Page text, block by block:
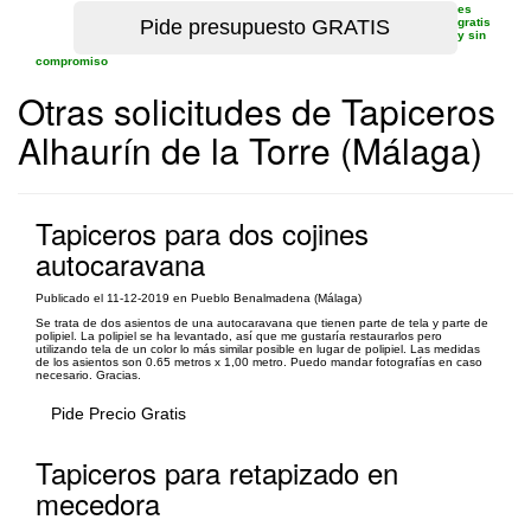
es
gratis
y sin
compromiso
Otras solicitudes de Tapiceros
Alhaurín de la Torre (Málaga)
Tapiceros para dos cojines
autocaravana
Publicado el 11-12-2019 en Pueblo Benalmadena (Málaga)
Se trata de dos asientos de una autocaravana que tienen parte de tela y parte de
polipiel. La polipiel se ha levantado, así que me gustaría restaurarlos pero
utilizando tela de un color lo más similar posible en lugar de polipiel. Las medidas
de los asientos son 0.65 metros x 1,00 metro. Puedo mandar fotografías en caso
necesario. Gracias.
Pide Precio Gratis
Tapiceros para retapizado en
mecedora